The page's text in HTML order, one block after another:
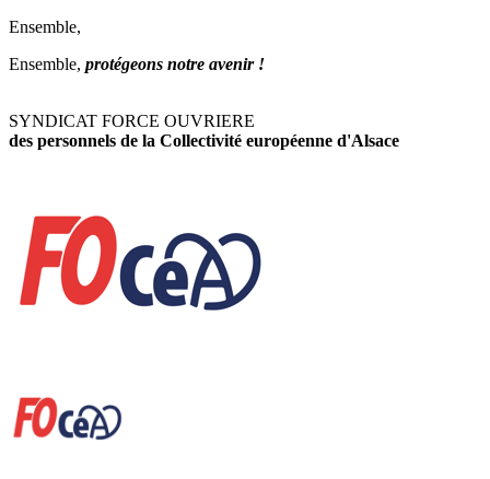
Ensemble,
Ensemble, protégeons notre avenir !
SYNDICAT FORCE OUVRIERE
des personnels de la Collectivité européenne d'Alsace